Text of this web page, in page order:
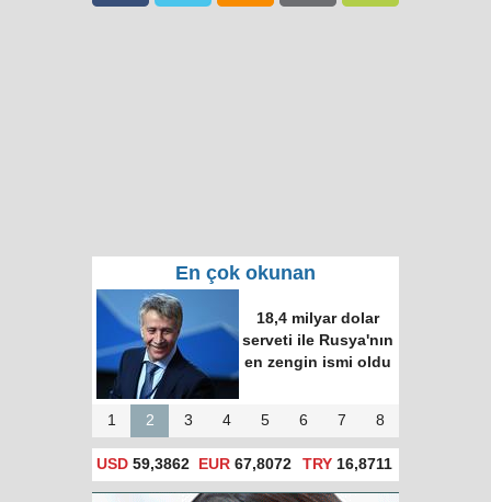
En çok okunan
Putin ve Erdoğan
Time dergisinin
"dünyanın en etkili
100 ismi" listesine
girdi
1 2 3 4 5 6 7 8
USD 59,3862 EUR 67,8072 TRY 16,8711